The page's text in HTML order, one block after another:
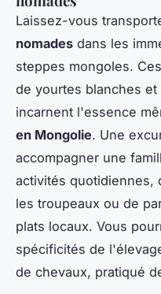
Laissez-vous
nomades dans les
steppes mongoles.
de yourtes blanches
incarnent l'essence
en Mongolie. Une
accompagner une
activités quotidiennes,
les troupeaux ou de
plats locaux. Vous
spécificités de
de chevaux, pratiqué